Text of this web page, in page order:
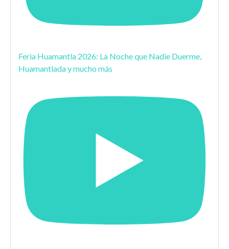
Feria Huamantla 2026: La Noche que Nadie Duerme,
Huamantlada y mucho más